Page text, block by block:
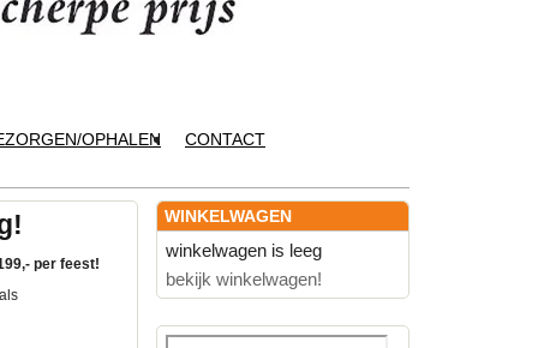
OPHALEN CONTACT
per feest!
WINKELWAGEN
winkelwagen is leeg
bekijk winkelwagen!